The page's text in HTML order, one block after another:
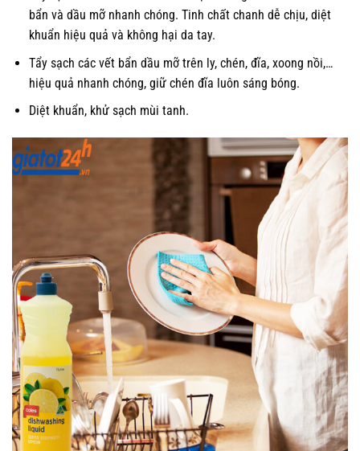
bẩn và dầu mỡ nhanh chóng. Tinh chất chanh dễ chịu, diệt
khuẩn hiệu quả và không hại da tay.
Tẩy sạch các vết bẩn dầu mỡ trên ly, chén, đĩa, xoong nồi,…
hiệu quả nhanh chóng, giữ chén đĩa luôn sáng bóng.
Diệt khuẩn, khử sạch mùi tanh.